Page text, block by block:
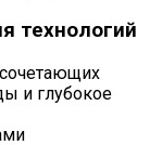
технологий
и глубокое